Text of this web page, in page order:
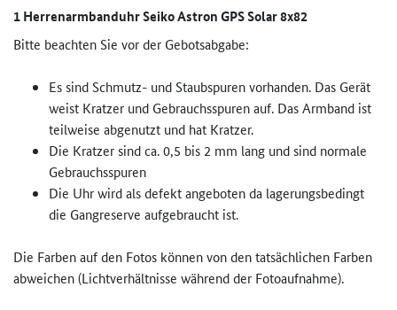
1 Herrenarmbanduhr Seiko Astron GPS Solar 8x82
Bitte beachten Sie vor der Gebotsabgabe:
Es sind Schmutz- und Staubspuren vorhanden. Das Gerät
weist Kratzer und Gebrauchsspuren auf. Das Armband ist
teilweise abgenutzt und hat Kratzer.
Die Kratzer sind ca. 0,5 bis 2 mm lang und sind normale
Gebrauchsspuren
Die Uhr wird als defekt angeboten da lagerungsbedingt
die Gangreserve aufgebraucht ist.
Die Farben auf den Fotos können von den tatsächlichen Farben
abweichen (Lichtverhältnisse während der Fotoaufnahme).